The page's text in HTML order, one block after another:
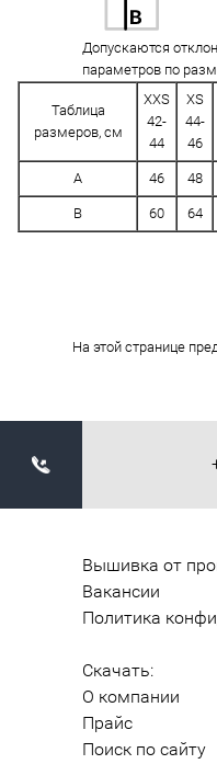
Допускаются
параметров по
Таблица
размеров, см
XXS
42-
44
XS
44-
46
A 46 48
B 60 64
На этой странице
Вышивка от
Вакансии
Политика
Скачать:
О компании
Прайс
Поиск по сайту